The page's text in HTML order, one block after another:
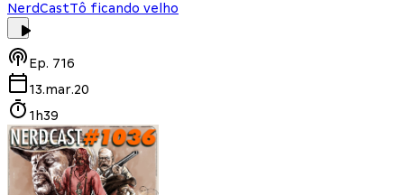
NerdCastTô ficando velho
Ep. 716
13.mar.20
1h39